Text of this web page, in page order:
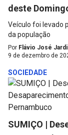
deste
Veículo foi levado
da população
Por Flávio José
9 de dezembro de
SOCIEDADE
SUMIÇO |